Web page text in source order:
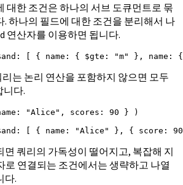
대한 조건은 하나의 서브 도큐먼트로 묶
. 하나의 필드에 대한 조건을 분리해서 나
연산자를 이용하면 됩니다.
[ { name: { $gte: "m" },
리는 논리 연산을 포함하지 않으면 모두
니다.
"Alice", scores: 90 } )
[ { name: "Alice" }, { score:
면 쿼리의 가독성이 떨어지고, 복잡해 지
로 연결되는 조건에서는 생략하고 나열
다.